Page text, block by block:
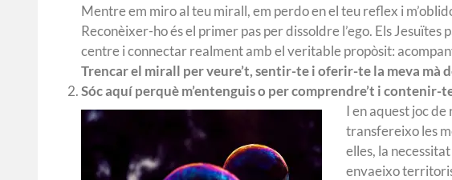
Mentre em miro al teu mirall, em perdo en el teu reflex i
Reconèixer-ho és el primer pas per dissoldre l’ego. Els Jesuïtes
centre i connectar realment amb el veritable propòsit:
Trencar el mirall per veure’t, sentir-te i oferir-te la meva mà
Sóc aquí perquè m’entenguis o per comprendre’t i contenir-
I en aquest joc
transfereixo les
elles, la
envaeixo